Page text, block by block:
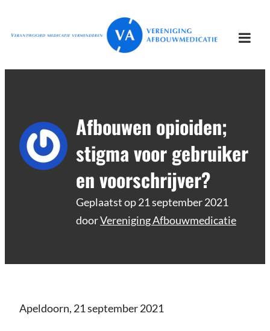
naar
inhoud
Vereniging
Afbouwmedicatie
Verantwoord afbouwen
Afbouwen opioiden;
stigma voor gebruiker
en voorschrijver?
Geplaatst op21 september 2021
doorVereniging Afbouwmedicatie
Apeldoorn, 21 september 2021